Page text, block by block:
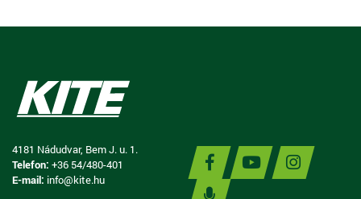
4181 Nádudvar, Bem J. u. 1.
Telefon: +36 54/480-401
E-mail: info@kite.hu